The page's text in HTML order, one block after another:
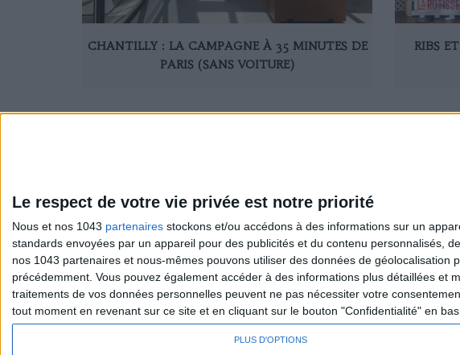
Le respect de votre vie privée est notre priorité
Nous et nos 1043 partenaires stockons et/ou accédons à des informations sur un
standards envoyées par un appareil pour des publicités et du contenu personnalisés,
nos 1043 partenaires et nous-mêmes pouvons utiliser des données de
précédemment. Vous pouvez également accéder à des informations plus détaillées
traitements de vos données personnelles peuvent ne pas nécessiter votre
tout moment en revenant sur ce site et en cliquant sur le bouton "Confidentialité" en
PLUS D'OPTIONS
CHANTILLY : LA CAMPAGNE À 35 MINUTES DE
PARIS (SANS VOITURE)
RIBS
Sexo
Société
S'inscrire à la newsletter
Se désinscrire